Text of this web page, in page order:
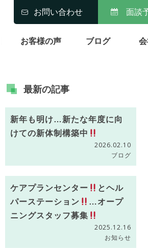
お問い合わせ 面談
お客様の声 ブログ
最新の記事
新年も明け…新たな年度に向
けての新体制構築中
2026.02.10
ブログ
ケアプランセンター
とヘル
パーステーション
…オープ
ニングスタッフ募集
2025.12.16
お知らせ